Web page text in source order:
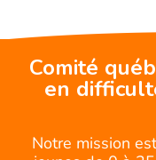
Comité
en
Notre mission